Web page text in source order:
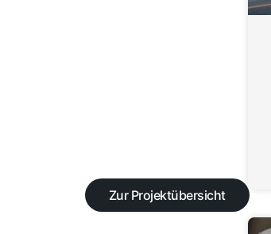
Zur Projektübersicht